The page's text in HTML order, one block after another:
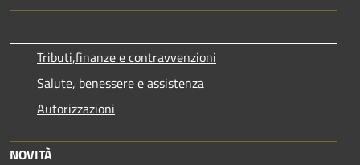
Tributi,finanze e contravvenzioni
Salute, benessere e assistenza
Autorizzazioni
NOVITÀ